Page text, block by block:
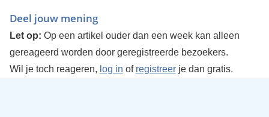
Deel jouw mening
Let op: Op een artikel ouder dan een week kan alleen
gereageerd worden door geregistreerde bezoekers.
Wil je toch reageren, log in of registreerje dan gratis.